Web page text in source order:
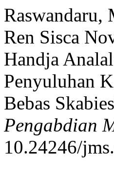
Raswandaru,
Ren Sisca
Handja
Penyuluhan
Bebas
Pengabdian
10.24246/